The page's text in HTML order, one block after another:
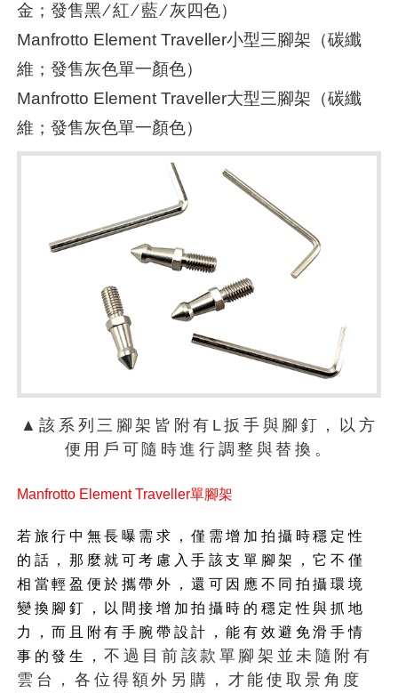
金；發售黑 ∕ 紅 ∕ 藍 ∕ 灰四色）
Manfrotto Element Traveller小型三腳架（碳纖
維；發售灰色單一顏色）
Manfrotto Element Traveller大型三腳架（碳纖
維；發售灰色單一顏色）
▲該系列三腳架皆附有L扳手與腳釘，以方
便用戶可隨時進行調整與替換。
Manfrotto Element Traveller單腳架
若旅行中無長曝需求，僅需增加拍攝時穩定性
的話，那麼就可考慮入手該支單腳架，它不僅
相當輕盈便於攜帶外，還可因應不同拍攝環境
變換腳釘，以間接增加拍攝時的穩定性與抓地
力，而且附有手腕帶設計，能有效避免滑手情
事的發生，不過目前該款單腳架並未隨附有
雲台，各位得額外另購，才能使取景角度